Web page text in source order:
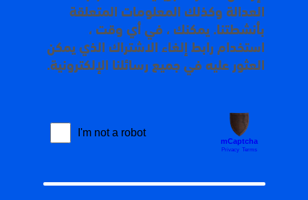
العدالة وكذلك المعلومات المتعلقة
بأنشطتنا. يمكنك ، في أي وقت ،
استخدام رابط إلغاء الاشتراك الذي يمكن
العثور عليه في جميع رسائلنا الإلكترونية.